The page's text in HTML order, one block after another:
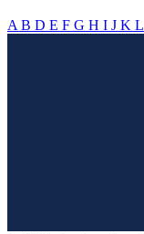
A B D E F G H I J K L